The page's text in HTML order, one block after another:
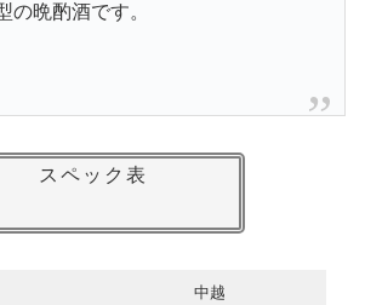
の晩酌酒です。
スペック表
中越